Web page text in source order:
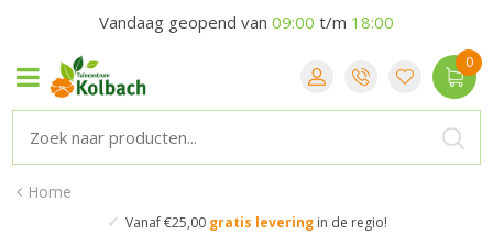
Home
✓ Vanaf €25,00 gratis leveringin de regio!
Vandaag geopend van 09:00 t/m 18:00